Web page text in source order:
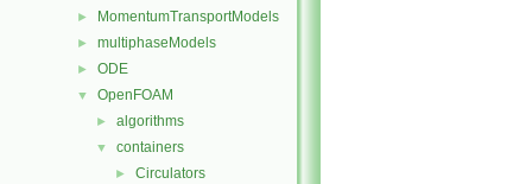
► MomentumTransportModels
► multiphaseModels
► ODE
▼ OpenFOAM
► algorithms
▼ containers
► Circulators